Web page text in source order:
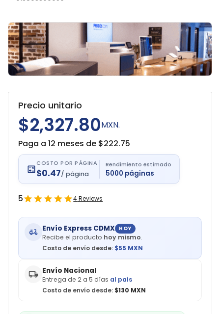
Precio unitario
$2,327.80MXN.
Paga a 12 meses de $222.75
COSTO POR PÁGINA
$0.47/ página
Rendimiento estimado
5000 páginas
5 4Reviews
Envío Express CDMX HOY
Recibe el producto hoy mismo.
Costo de envío desde: $55 MXN
Envío Nacional
Entrega de 2 a 5 días al país
Costo de envío desde: $130 MXN